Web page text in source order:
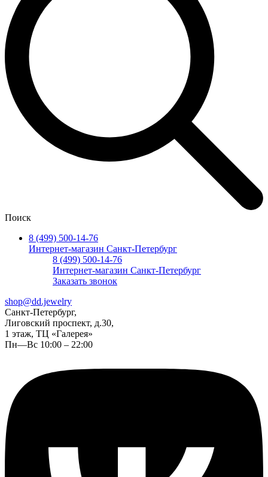
Поиск
8 (499) 500-14-76
Интернет-магазин Санкт-Петербург
8 (499) 500-14-76
Интернет-магазин Санкт-Петербург
Заказать звонок
shop@dd.jewelry
Санкт-Петербург,
Лиговский проспект, д.30,
1 этаж, ТЦ «Галерея»
Пн—Вс 10:00 – 22:00